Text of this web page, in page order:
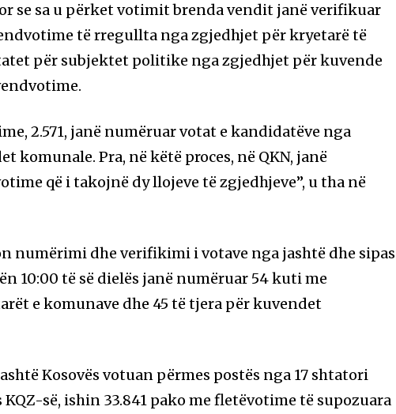
se sa u përket votimit brenda vendit janë verifikuar
të rregullta nga zgjedhjet për kryetarë të
për subjektet politike nga zgjedhjet për kuvende
2.571, janë numëruar votat e kandidatëve nga
komunale. Pra, në këtë proces, në QKN, janë
që i takojnë dy llojeve të zgjedhjeve”, u tha në
numërimi dhe verifikimi i votave nga jashtë dhe sipas
10:00 të së dielës janë numëruar 54 kuti me
e komunave dhe 45 të tjera për kuvendet
Kosovës votuan përmes postës nga 17 shtatori
KQZ-së, ishin 33.841 pako me fletëvotime të supozuara